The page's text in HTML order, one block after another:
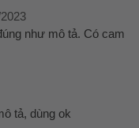
như mô tả. Có cam
tả, dùng ok